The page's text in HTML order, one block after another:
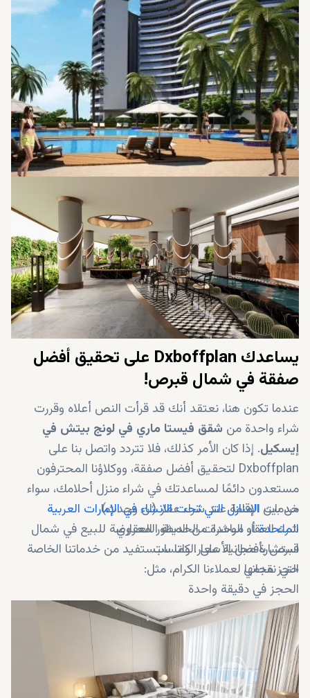
موقف للسيارات
مناظر البحر الخلابة
حمام سباحة مشترك
مرافق رياضية في الهواء الطلق
سبا
حمام سباحة للأطفال
مطعم
يساعدك Dxboffplan على تحقيق أفضل
صفقة في شمال قبرص!
عندما تكون هنا، نعتقد أنك قد قرأت النص أعلاه وقررت
شراء واحدة من شقق فيستا ماري في لونج بيتش في
إيسكيل. إذا كان الأمر كذلك، فلا تتردد واتصل بنا على
Dxboffplan لتحقيق أفضل صفقة، ووكلاؤنا المحترفون
مستعدون دائمًا لمساعدتك في شراء منزل أحلامك، سواء
من بين المنازل التي تحت الانشاء في الإمارات العربية
المتحدةأو الوحدات الحديثة المعروضة للبيع في شمال
قبرص بأفضل الأسعار. كما ستستفيد من خدماتنا الخاصة
التي نقدمها لعملاءنا الكرام، مثل:
خدمات الإقامة عند شراء عقار (ان وجدت)
شراء العقار مباشرة من المطور العقاري
استشارة مجانية على الواتساب
حجز مجاني
الحجز في دقيقة واحدة